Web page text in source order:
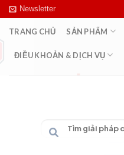
Skip
to
content
Newsletter
TRANG CHỦ SẢN PHẨM
ĐIỀU KHOẢN & DỊCH VỤ